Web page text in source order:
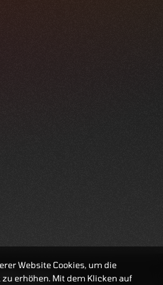
18:01:28
Website Cookies, um die
erhöhen. Mit dem Klicken auf